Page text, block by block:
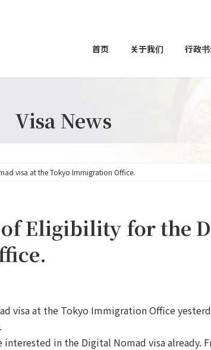
首页 关于我们 行政
Visa News
visa at the Tokyo Immigration Office.
Eligibility for the
visa at the Tokyo Immigration Office
in the Digital Nomad visa already.